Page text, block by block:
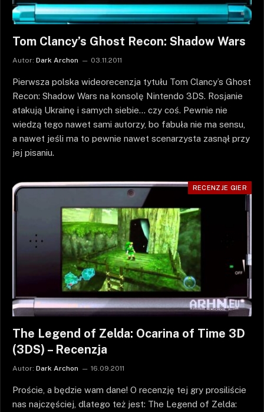
Tom Clancy’s Ghost Recon: Shadow Wars
Autor: Dark Archon 03.11.2011
Pierwsza polska wideorecenzja tytułu Tom Clancy’s Ghost
Recon: Shadow Wars na konsolę Nintendo 3DS. Rosjanie
atakują Ukrainę i samych siebie… czy coś. Pewnie nie
wiedzą tego nawet sami autorzy, bo fabuła nie ma sensu,
a nawet jeśli ma to pewnie nawet scenarzysta zasnął przy
jej pisaniu.
RECENZJE GIER
The Legend of Zelda: Ocarina of Time 3D
(3DS) – Recenzja
Autor: Dark Archon 16.09.2011
Proście, a będzie wam dane! O recenzję tej gry prosiliście
nas najczęściej, dlatego też jest: The Legend of Zelda: